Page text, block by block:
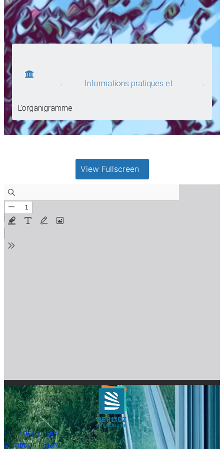
→ Informations pratiques et… →
L’organigramme
View Fullscreen
Liste des pages
Mentions légales